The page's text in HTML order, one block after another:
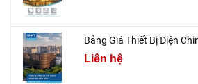
Bảng Giá Thiết Bị Điện
Liên hệ